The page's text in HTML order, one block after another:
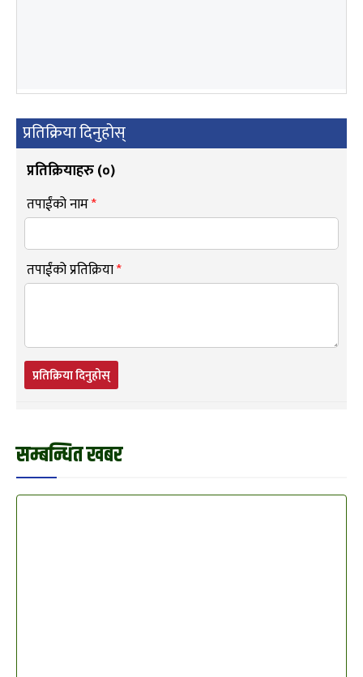
प्रतिक्रिया दिनुहोस्
प्रतिक्रियाहरु (०)
तपाईंको नाम*
तपाईंको प्रतिक्रिया*
प्रतिक्रिया दिनुहोस्
सम्बन्धित खबर